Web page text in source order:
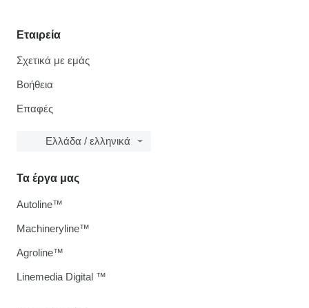
Εταιρεία
Σχετικά με εμάς
Βοήθεια
Επαφές
Ελλάδα / ελληνικά
Τα έργα μας
Autoline™
Machineryline™
Agroline™
Linemedia Digital ™